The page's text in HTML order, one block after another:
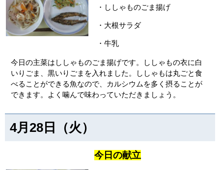
・ししゃものごま揚げ
・大根サラダ
・牛乳
今日の主菜はししゃものごま揚げです。ししゃもの衣に白
いりごま、黒いりごまを入れました。ししゃもは丸ごと食
べることができる魚なので、カルシウムを多く摂ることが
できます。よく噛んで味わっていただきましょう。
4月28日（火）
今日の献立